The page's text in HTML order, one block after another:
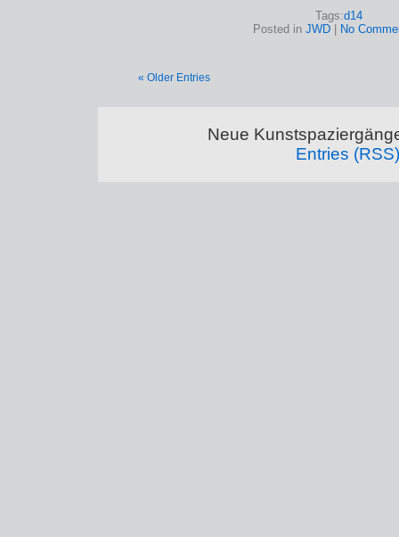
Tags:d14
Posted in JWD No
« Older Entries
Neue
Entries (RSS)